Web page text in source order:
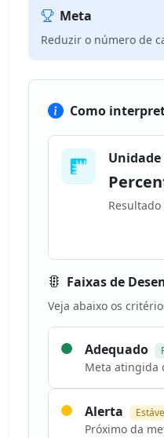
Meta
Reduzir o número de
Como
Unidade
Faixas de
Veja abaixo os
Adequado
Meta atingida
Alerta
Próximo da